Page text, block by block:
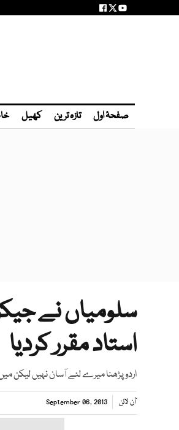
صفحۂ اول تازہ ترین کھیل
سلومیاں نے
استاد مقرر کردیا
اردو پڑھنا میرے لئے آسان نہيں ليكن
آن لائن September 06, 2013